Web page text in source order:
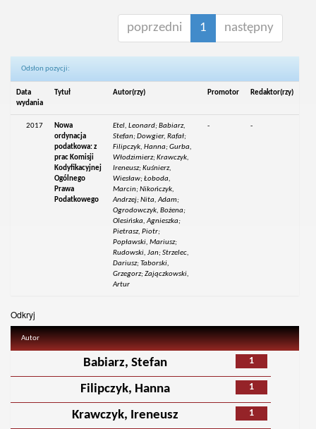
poprzedni 1 następny
Odsłon pozycji:
Data
wydania
Tytuł Autor(rzy) Promotor Redaktor(rzy)
2017
Nowa
ordynacja
podatkowa: z
prac Komisji
Kodyfikacyjnej
Ogólnego
Prawa
Podatkowego
Etel, Leonard; Babiarz,
Stefan; Dowgier, Rafał;
Filipczyk, Hanna; Gurba,
Włodzimierz; Krawczyk,
Ireneusz; Kuśnierz,
Wiesław; Łoboda,
Marcin; Nikończyk,
Andrzej; Nita, Adam;
Ogrodowczyk, Bożena;
Olesińska, Agnieszka;
Pietrasz, Piotr;
Popławski, Mariusz;
Rudowski, Jan; Strzelec,
Dariusz; Taborski,
Grzegorz; Zajączkowski,
Artur
- -
Odkryj
Autor
1
Babiarz, Stefan
1
Filipczyk, Hanna
1
Krawczyk, Ireneusz